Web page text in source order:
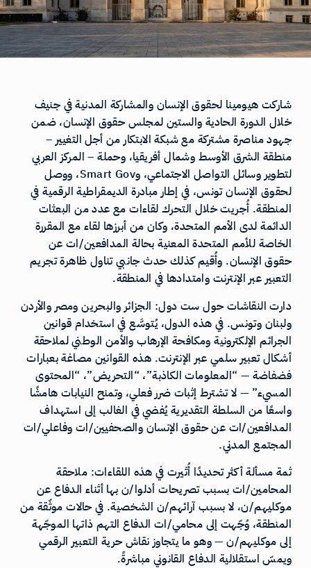
شاركت هيومينا لحقوق الإنسان والمشاركة المدنية في جنيف
خلال الدورة الحادية والستين لمجلس حقوق الإنسان، ضمن
جهود مناصرة مشتركة مع شبكة الابتكار من أجل التغيير –
منطقة الشرق الأوسط وشمال أفريقيا، وحملة – المركز العربي
لتطوير وسائل التواصل الاجتماعي، وSmart Gov، ووصل
لحقوق الإنسان تونس، في إطار مبادرة الديمقراطية الرقمية في
المنطقة. أُجريت خلال التحرك لقاءات مع عدد من البعثات
الدائمة لدى الأمم المتحدة، وكان من أبرزها لقاء مع المقررة
الخاصة للأمم المتحدة المعنية بحالة المدافعين/ات عن
حقوق الإنسان. وأُقيم كذلك حدث جانبي تناول ظاهرة تجريم
التعبير عبر الإنترنت وامتدادها في المنطقة.
دارت النقاشات حول ست دول: الجزائر والبحرين ومصر والأردن
ولبنان وتونس. في هذه الدول، يُتوسَّع في استخدام قوانين
الجرائم الإلكترونية ومكافحة الإرهاب والأمن الوطني لملاحقة
أشكال تعبير سلمي عبر الإنترنت. هذه القوانين مصاغة بعبارات
فضفاضة — “المعلومات الكاذبة”، “التحريض”، “المحتوى
المسيء” — لا تشترط إثبات ضرر فعلي، وتمنح النيابات هامشًا
واسعًا من السلطة التقديرية يُفضي في الغالب إلى استهداف
المدافعين/ات عن حقوق الإنسان والصحفيين/ات وفاعلي/ات
المجتمع المدني.
ثمة مسألة أكثر تحديدًا أُثيرت في هذه اللقاءات: ملاحقة
المحامين/ات بسبب تصريحات أدلوا/ن بها أثناء الدفاع عن
موكليهم/ن، لا بسبب آرائهم/ن الشخصية. في حالات موثّقة من
المنطقة، وُجّهت إلى محامي/ات الدفاع التهم ذاتها الموجّهة
إلى موكليهم/ن — وهو ما يتجاوز نقاش حرية التعبير الرقمي
ويمسّ استقلالية الدفاع القانوني مباشرةً.